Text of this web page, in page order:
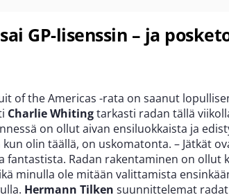
GP-lisenssin – ja
of the Americas -rata on saanut
Charlie Whitingtarkasti radan tällä
on ollut aivan ensiluokkaista ja
olin täällä, on uskomatonta. – Jätkät
fantastista. Radan rakentaminen on ollut
minulla ole mitään valittamista
Hermann Tilken suunnittelemat